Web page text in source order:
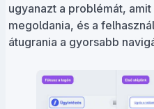
ugyanazt a problémát,
megoldania, és a
átugrania a gyorsabb